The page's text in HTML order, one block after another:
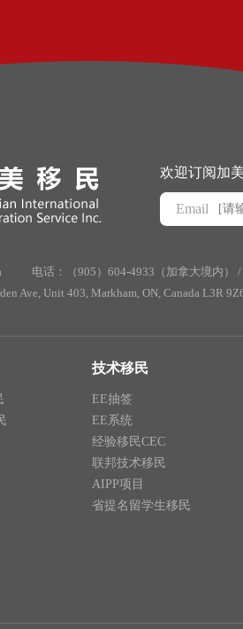
欢迎订阅加
Email
电话：（905）604-4933（加拿大境内） /
Ave, Unit 403, Markham, ON, Canada L3R
技术移民
EE抽签
EE系统
经验移民CEC
联邦技术移民
AIPP项目
省提名留学生移民